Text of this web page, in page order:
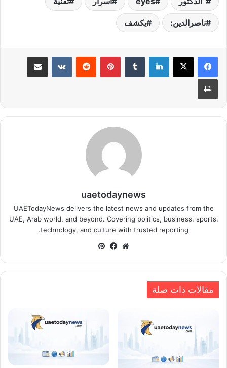
ناصرالدين: يكشف
لينكدإن بينتيريست مشاركة عبر البريد
طباعة
uaetodaynews
UAETodayNews delivers the latest news and updates from the
UAE, Arab world, and beyond. Covering politics, business, sports,
technology, and culture with trusted reporting.
موقعفيسبوك
مقالات ذات صلة